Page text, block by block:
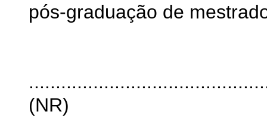
pós-graduação de
(NR)